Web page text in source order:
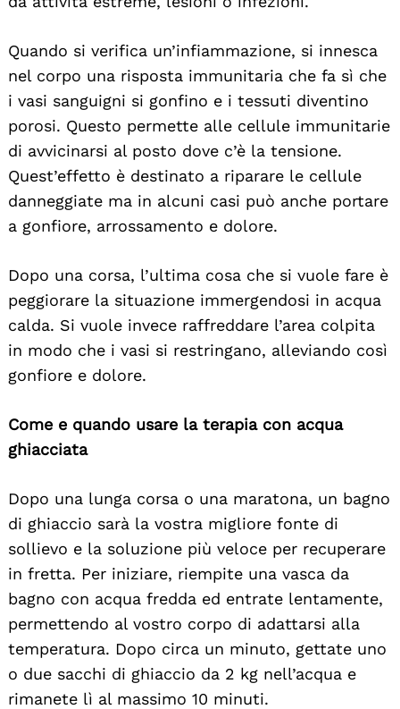
Quando si verifica un’infiammazione, si innesca
nel corpo una risposta immunitaria che fa sì che
i vasi sanguigni si gonfino e i tessuti diventino
porosi. Questo permette alle cellule immunitarie
di avvicinarsi al posto dove c’è la tensione.
Quest’effetto è destinato a riparare le cellule
danneggiate ma in alcuni casi può anche portare
a gonfiore, arrossamento e dolore.
Dopo una corsa, l’ultima cosa che si vuole fare è
peggiorare la situazione immergendosi in acqua
calda. Si vuole invece raffreddare l’area colpita
in modo che i vasi si restringano, alleviando così
gonfiore e dolore.
Come e quando usare la terapia con acqua
ghiacciata
Dopo una lunga corsa o una maratona, un bagno
di ghiaccio sarà la vostra migliore fonte di
sollievo e la soluzione più veloce per recuperare
in fretta. Per iniziare, riempite una vasca da
bagno con acqua fredda ed entrate lentamente,
permettendo al vostro corpo di adattarsi alla
temperatura. Dopo circa un minuto, gettate uno
o due sacchi di ghiaccio da 2 kg nell’acqua e
rimanete lì al massimo 10 minuti.